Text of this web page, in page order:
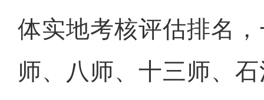
体实地考核评估排名
师、八师、十三师、